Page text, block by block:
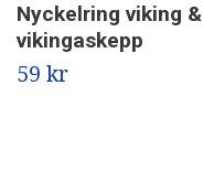
Nyckelring viking &
vikingaskepp
59 kr